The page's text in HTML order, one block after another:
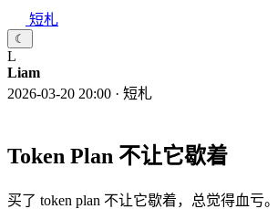
短札
☾
L
Liam
2026-03-20 20:00 · 短札
Token Plan 不让它歇着
买了 token plan 不让它歇着，总觉得血亏。